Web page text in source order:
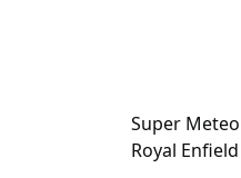
Super
Royal